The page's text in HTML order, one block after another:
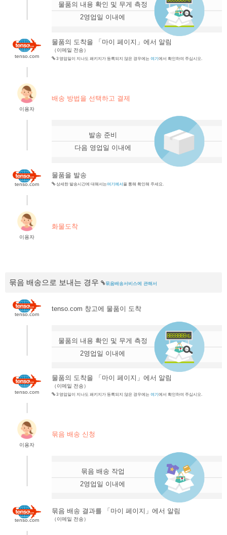
물품의 내용 확인 및 무게 측정
2영업일 이내에
tenso.com
물품의 도착을 「마이 페이지」에서 알림
（이메일 전송）
3 영업일이 지나도 패키지가 등록되지 않은 경우에는 여기 에서 확인하여 주십시오.
이용자
배송 방법을 선택하고 결제
발송 준비
다음 영업일 이내에
tenso.com
물품을 발송
상세한 발송시간에 대해서는여기에서 을 통해 확인해 주세요.
이용자
화물도착
묶음 배송으로 보내는 경우 묶음배송서비스에 관해서
tenso.com
tenso.com 창고에 물품이 도착
물품의 내용 확인 및 무게 측정
2영업일 이내에
tenso.com
물품의 도착을 「마이 페이지」에서 알림
（이메일 전송）
3 영업일이 지나도 패키지가 등록되지 않은 경우에는 여기 에서 확인하여 주십시오.
이용자
묶음 배송 신청
묶음 배송 작업
2영업일 이내에
tenso.com
묶음 배송 결과를 「마이 페이지」에서 알림
（이메일 전송）